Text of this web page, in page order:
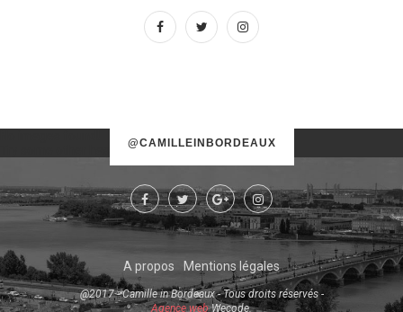
@CAMILLEINBORDEAUX
Try some other hashtag or username
A propos Mentions légales
@2017 - Camille in Bordeaux - Tous droits réservés -
Agence webWecode.